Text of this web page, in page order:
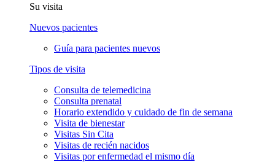
Su visita
Nuevos pacientes
Guía para pacientes nuevos
Tipos de visita
Consulta de telemedicina
Consulta prenatal
Horario extendido y cuidado de fin de semana
Visita de bienestar
Visitas Sin Cita
Visitas de recién nacidos
Visitas por enfermedad el mismo día